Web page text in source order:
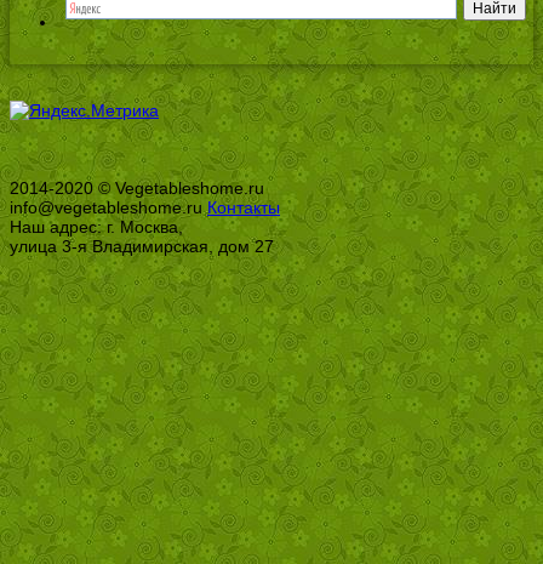
2014-2020 © Vegetableshome.ru
info@vegetableshome.ruКонтакты
Наш адрес: г. Москва,
улица 3-я Владимирская, дом 27